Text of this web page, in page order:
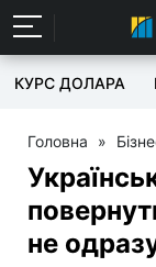
КУРС ДОЛАРА
Головна »
не